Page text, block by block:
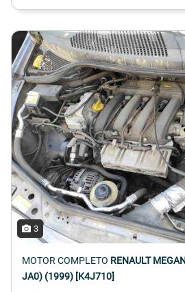
3
MOTOR COMPLETO RENAULT
JA0) (1999) [K4J710]